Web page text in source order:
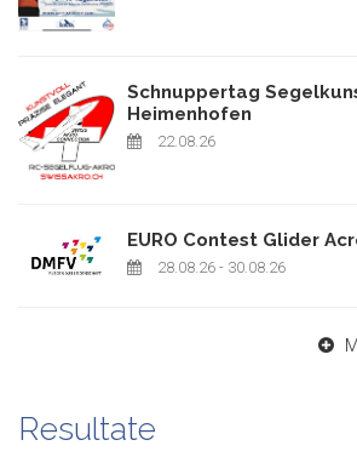
Schnuppertag
Heimenhofen
22.08.26
EURO Contest Glider
28.08.26 - 30.08.26
Resultate